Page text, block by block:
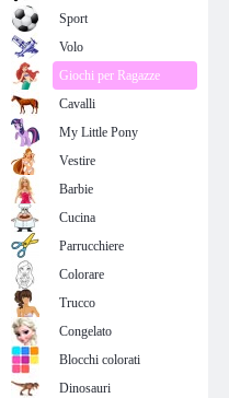
Sport
Volo
Giochi per Ragazze
Cavalli
My Little Pony
Vestire
Barbie
Cucina
Parrucchiere
Colorare
Trucco
Congelato
Blocchi colorati
Dinosauri